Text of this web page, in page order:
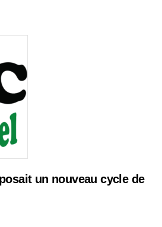
un nouveau cycle de